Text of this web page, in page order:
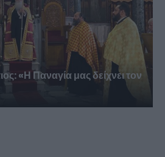
«Η Παναγία μας δείχνει τον